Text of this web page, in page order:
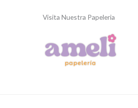
Visita Nuestra Papeleria